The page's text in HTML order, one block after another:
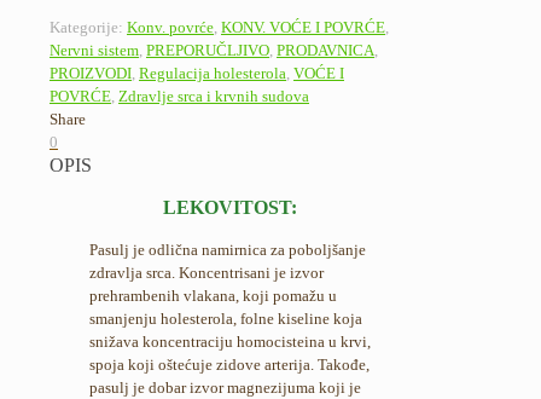
Kategorije: Konv. povrće KONV. VOĆE I POVRĆE
Nervni sistem PREPORUČLJIVO PRODAVNICA
PROIZVODI Regulacija holesterola VOĆE I
POVRĆE Zdravlje srca i krvnih sudova
Share
0
OPIS
LEKOVITOST:
Pasulj je odlična namirnica za poboljšanje
zdravlja srca. Koncentrisani je izvor
prehrambenih vlakana, koji pomažu u
smanjenju holesterola, folne kiseline koja
snižava koncentraciju homocisteina u krvi,
spoja koji oštećuje zidove arterija. Takođe,
pasulj je dobar izvor magnezijuma koji je